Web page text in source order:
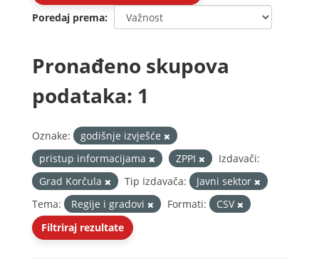
Poredaj prema
Pronađeno skupova
podataka: 1
Oznake:
godišnje izvješće
pristup informacijama
ZPPI
Izdavači:
Grad Korčula
Tip Izdavača:
Javni sektor
Tema:
Regije i gradovi Formati:
CSV
Filtriraj rezultate